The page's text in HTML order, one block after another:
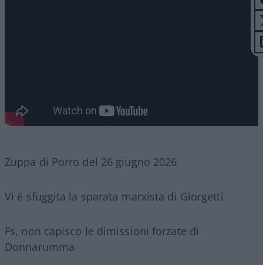
Zuppa di Porro del 26 giugno 2026
Vi è sfuggita la sparata marxista di Giorgetti
Fs, non capisco le dimissioni forzate di
Donnarumma